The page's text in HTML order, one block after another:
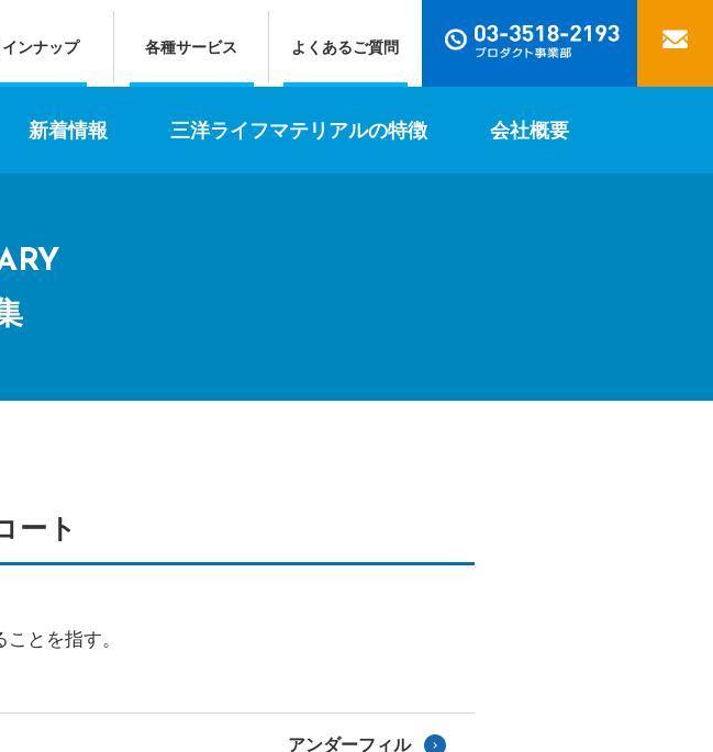
ンナップ 各種サービス よくあるご質問
新着情報 三洋ライフマテリアルの特徴 会社概要
ート
とを指す。
アンダーフィル